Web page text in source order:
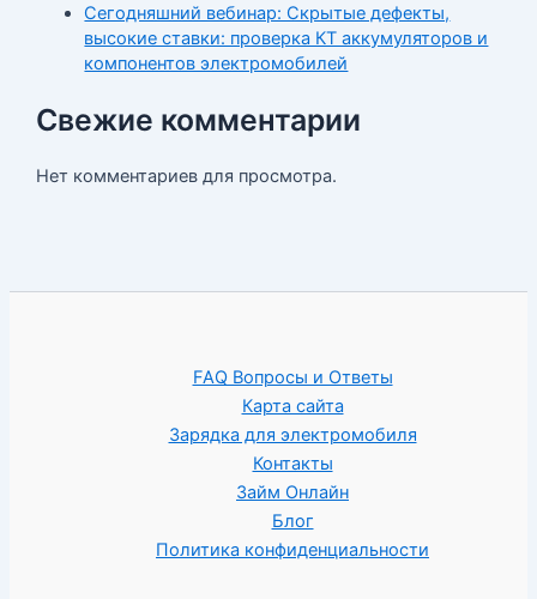
Сегодняшний вебинар: Скрытые дефекты,
высокие ставки: проверка КТ аккумуляторов и
компонентов электромобилей
Свежие комментарии
Нет комментариев для просмотра.
FAQ Вопросы и Ответы
Карта сайта
Зарядка для электромобиля
Контакты
Займ Онлайн
Блог
Политика конфиденциальности